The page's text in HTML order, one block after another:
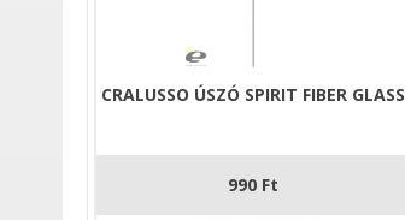
CRALUSSO ÚSZÓ SPIRIT FIBER GLASS
990 Ft